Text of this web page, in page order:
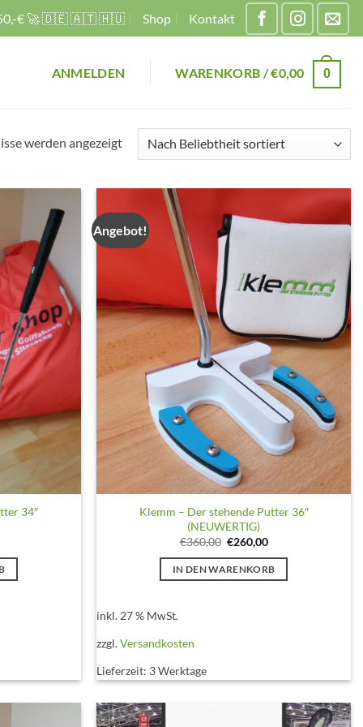
€ 🚀 🇩🇪 🇦🇹 🇭🇺 Shop Kontakt
ANMELDEN WARENKORB /€0,00 0
werden angezeigtNach
Beliebtheit
34″
Angebot!
Klemm – Der stehende Putter 36″
(NEUWERTIG)
€360,00 Ursprünglicher
war:
€360,00
€260,00Aktueller
ist:
€260,00.
IN DEN WARENKORB
inkl. 27 % MwSt.
zzgl.Versandkosten
Lieferzeit: 3 Werktage